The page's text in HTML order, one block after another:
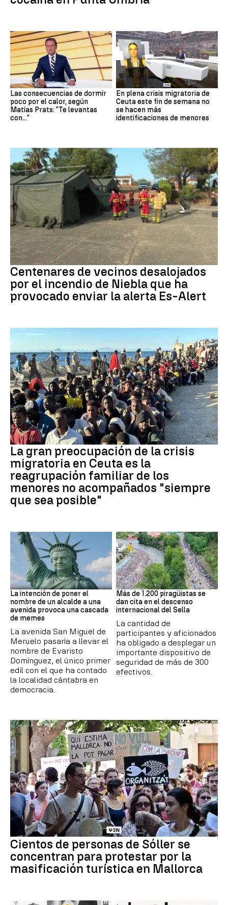
Las consecuencias de dormir
poco por el calor, según
Matías Prats: "Te levantas
con..."
En plena crisis migratoria de
Ceuta este fin de semana no
se hacen más
identificaciones de menores
Incendio
Centenares de vecinos desalojados
por el incendio de Niebla que ha
provocado enviar la alerta Es-Alert
CRISIS MIGRATORIA
La gran preocupación de la crisis
migratoria en Ceuta es la
reagrupación familiar de los
menores no acompañados "siempre
que sea posible"
MEMES
La intención de poner el
nombre de un alcalde a una
avenida provoca una cascada
de memes
La avenida San Miguel de
Meruelo pasaría a llevar el
nombre de Evaristo
Domínguez, el único primer
edil con el que ha contado
la localidad cántabra en
democracia.
Asturias
Más de 1.200 piragüistas se
dan cita en el descenso
internacional del Sella
La cantidad de
participantes y aficionados
ha obligado a desplegar un
importante dispositivo de
seguridad de más de 300
efectivos.
Cientos de personas de Sóller se
concentran para protestar por la
masificación turística en Mallorca